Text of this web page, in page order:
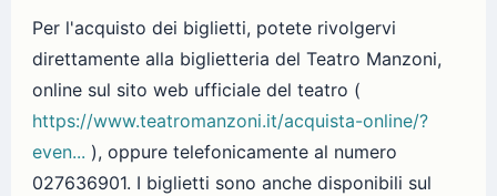
Per l'acquisto dei biglietti, potete rivolgervi
direttamente alla biglietteria del Teatro Manzoni,
online sul sito web ufficiale del teatro (
https://www.teatromanzoni.it/acquista-online/?
even... ), oppure telefonicamente al numero
027636901. I biglietti sono anche disponibili sul